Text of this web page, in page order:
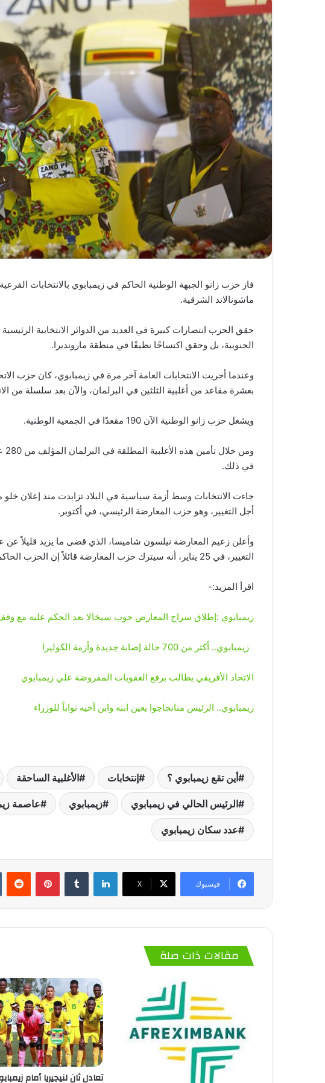
ماشونالاند الشرقية.
حقق الحزب انتصارات كبيرة في العديد من الدوائر الانتخابية
الجنوبية، بل وحقق اكتساحًا نظيفًا في منطقة مارونديرا.
وعندما أجريت الانتخابات العامة آخر مرة في زيمبابوي، كان حزب
بعشرة مقاعد من أغلبية الثلثين في البرلمان، والآن بعد سلسلة من
ويشغل حزب زانو الوطنية الآن 190 مقعدًا في الجمعية الوطنية.
في ذلك.
جاءت الانتخابات وسط أزمة سياسية في البلاد تزايدت منذ إعلان
أجل التغيير، وهو حزب المعارضة الرئيسي، في أكتوبر.
وأعلن زعيم المعارضة نيلسون شاميسا، الذي قضى ما يزيد قليلاً
التغيير، في 25 يناير، أنه سيترك حزب المعارضة قائلاً إن الحزب الحاكم قد “اختطفه”.
اقرأ المزيد:-
زيمبابوي :إطلاق سراح المعارض جوب سيخالا بعد الحكم عليه مع وقف
زيمبابوي.. أكثر من 700 حالة إصابة جديدة وأزمة الكوليرا
الاتحاد الأفريقي يطالب برفع العقوبات المفروضة علي زيمبابوي
زيمبابوي.. الرئيس منانجاجوا يعين ابنه وابن أخيه نواباً للوزراء
أين تقع زيمبابوي ؟ إنتخابات الأغلبية الساحقة
الرئيس الحالي في زيمبابوي زيمبابوي عاصمة
عدد سكان زيمبابوي
فيسبوك ‫X
لينكدإن بينتيريست
مقالات ذات صلة
تعادل ثانٍ لنيجيريا أمام